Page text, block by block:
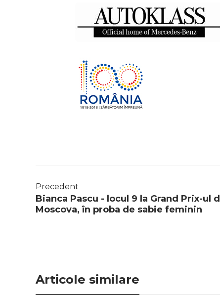
Precedent
Bianca Pascu - locul 9 la Grand Prix-ul
Moscova, în proba de sabie feminin
Articole similare